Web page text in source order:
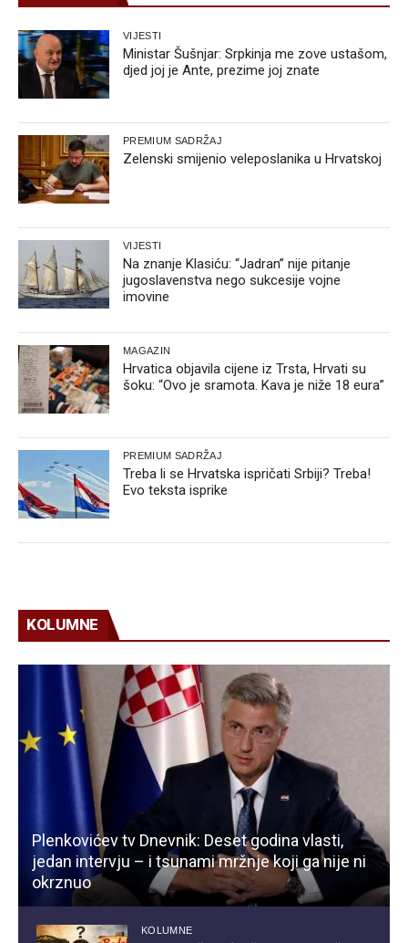
VIJESTI
Ministar Šušnjar: Srpkinja me zove ustašom,
djed joj je Ante, prezime joj znate
PREMIUM SADRŽAJ
Zelenski smijenio veleposlanika u Hrvatskoj
VIJESTI
Na znanje Klasiću: “Jadran” nije pitanje
jugoslavenstva nego sukcesije vojne
imovine
MAGAZIN
Hrvatica objavila cijene iz Trsta, Hrvati su
šoku: “Ovo je sramota. Kava je niže 18 eura”
PREMIUM SADRŽAJ
Treba li se Hrvatska ispričati Srbiji? Treba!
Evo teksta isprike
KOLUMNE
Plenkovićev tv Dnevnik: Deset godina vlasti,
jedan intervju – i tsunami mržnje koji ga nije ni
okrznuo
KOLUMNE